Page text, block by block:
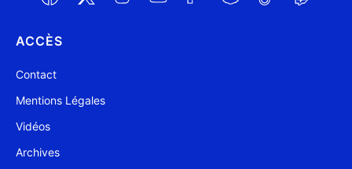
ACCÈS
Contact
Mentions Légales
Vidéos
Archives